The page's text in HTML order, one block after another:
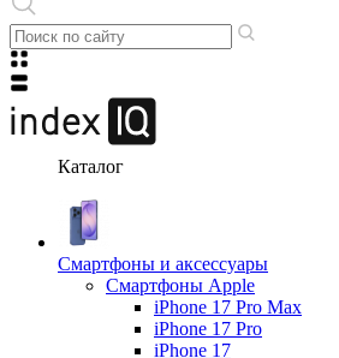
Каталог
Смартфоны и аксессуары
Смартфоны Apple
iPhone 17 Pro Max
iPhone 17 Pro
iPhone 17